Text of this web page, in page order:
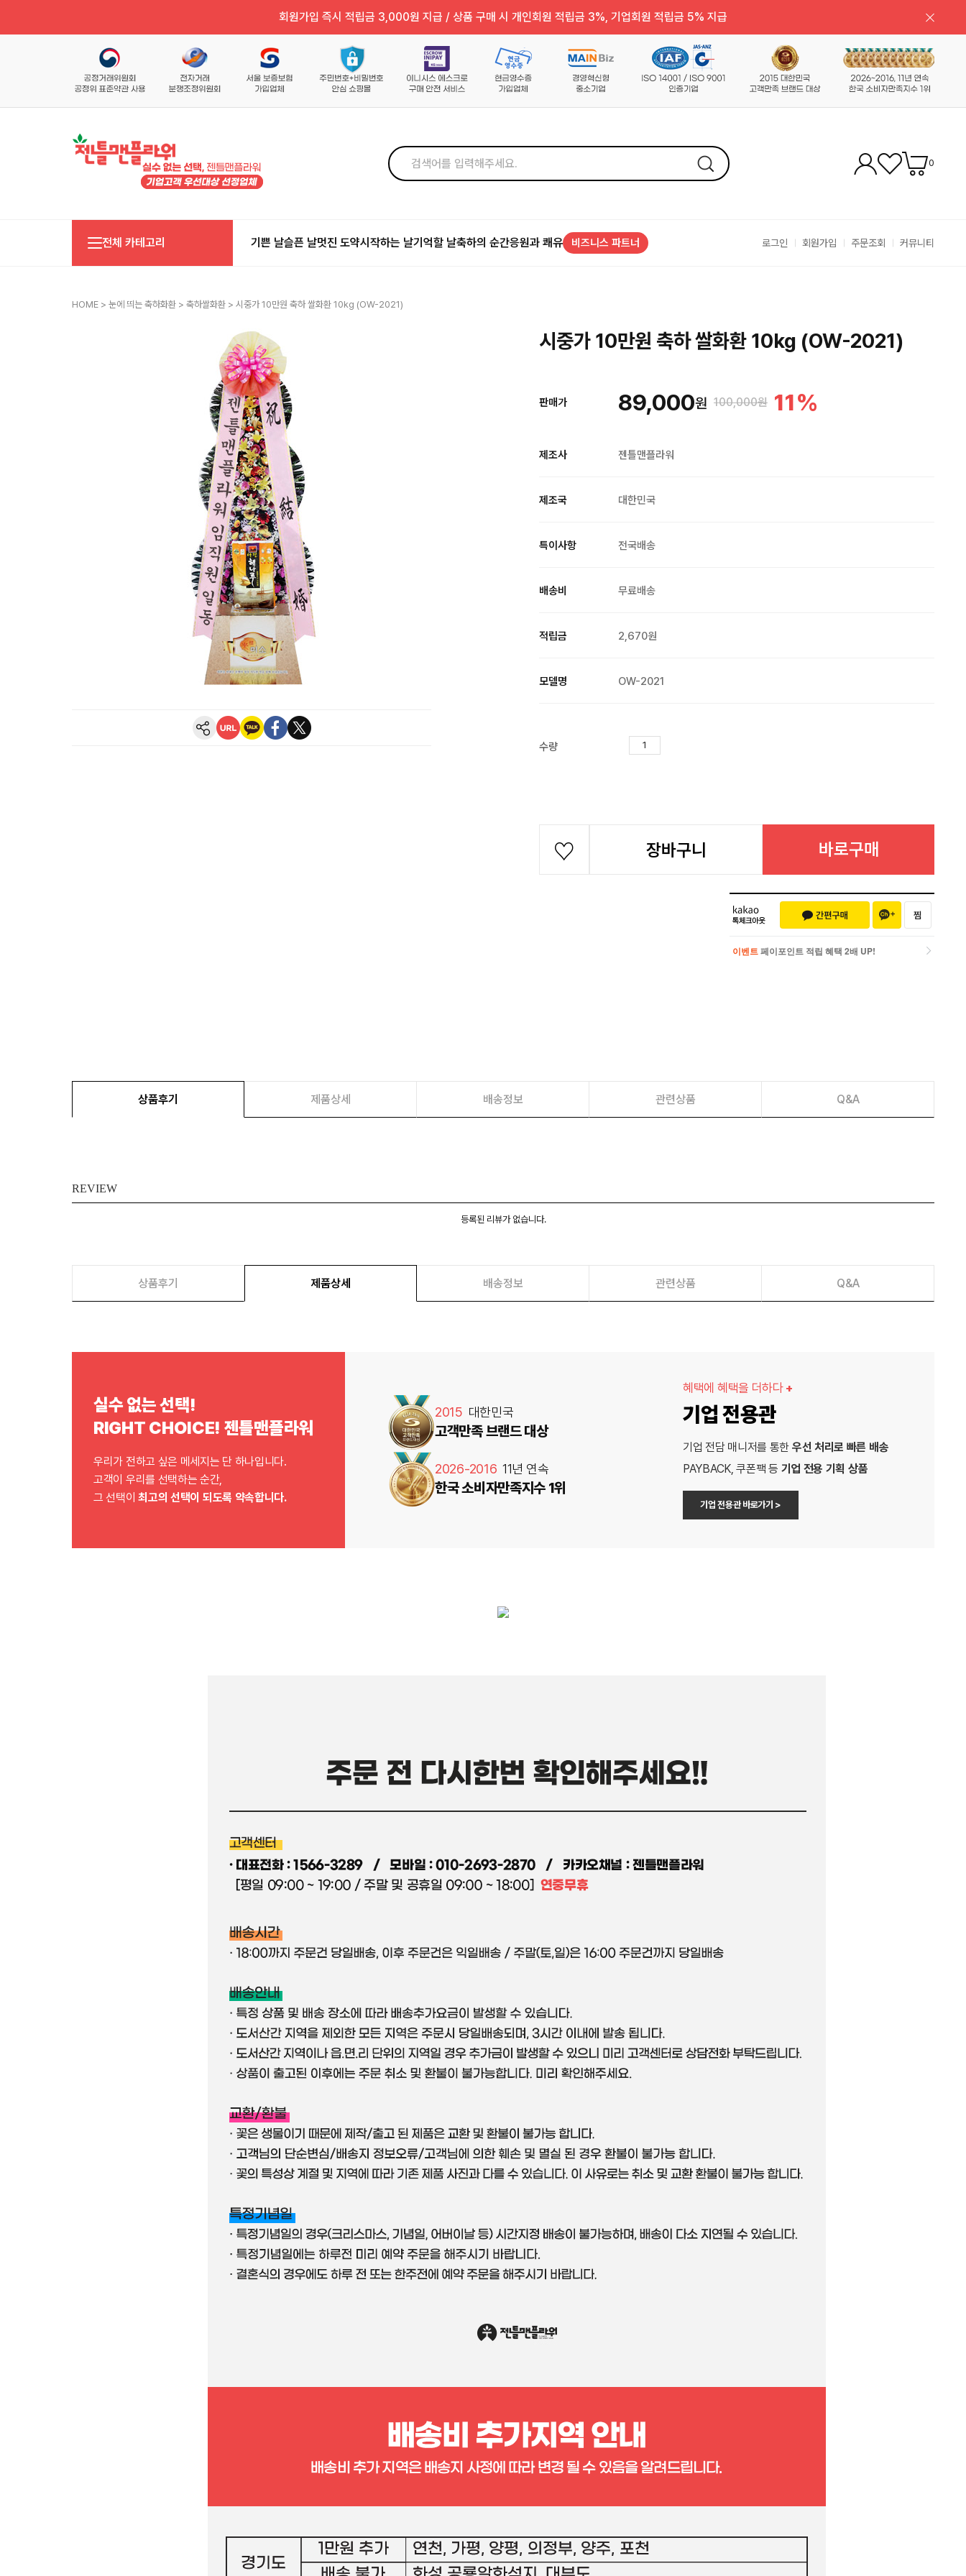
회원가입 즉시 적립금 3,000원 지급 / 상품 구매 시 개인회원 적립금 3%, 기업회원 적립금 5% 지급
0
전체 카테고리 기쁜 날슬픈 날멋진 도약시작하는 날기억할 날축하의 순간응원과 쾌유 비즈니스 파트너 로그인 회원가입 주문조회 커뮤니티
HOME > 눈에 띄는 축하화환 > 축하쌀화환 > 시중가 10만원 축하 쌀화환 10kg (OW-2021)
시중가 10만원 축하 쌀화환 10kg (OW-2021)
판매가 89,000원 100,000원 11%
제조사 젠틀맨플라워
제조국 대한민국
특이사항 전국배송
배송비 무료배송
적립금 2,670원
모델명 OW-2021
수량
장바구니 바로구매
이벤트 페이포인트 적립 혜택 2배 UP!
상품후기 제품상세 배송정보 관련상품 Q&A
REVIEW
등록된 리뷰가 없습니다.
상품후기 제품상세 배송정보 관련상품 Q&A
실수 없는 선택!
RIGHT CHOICE! 젠틀맨플라워
우리가 전하고 싶은 메세지는 단 하나입니다.
고객이 우리를 선택하는 순간,
그 선택이최고의 선택이 되도록 약속합니다.
2015 대한민국
고객만족 브랜드 대상
2026-2016 11년 연속
한국 소비자만족지수 1위
혜택에 혜택을 더하다 +
기업 전용관
기업 전담 매니저를 통한 우선 처리로 빠른 배송
PAYBACK, 쿠폰팩 등 기업 전용 기획 상품
기업 전용관 바로가기 >